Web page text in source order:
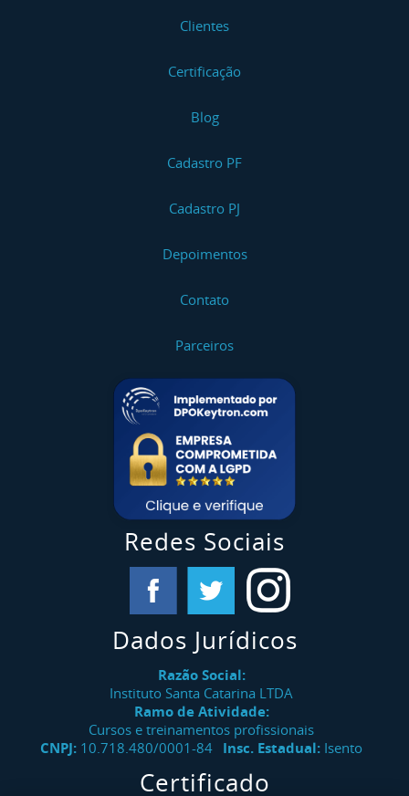
Clientes
Certificação
Blog
Cadastro PF
Cadastro PJ
Depoimentos
Contato
Parceiros
Redes Sociais
Dados Jurídicos
Razão Social:
Instituto Santa Catarina LTDA
Ramo de Atividade:
Cursos e treinamentos profissionais
CNPJ: 10.718.480/0001-84 Insc. Estadual: Isento
Certificado